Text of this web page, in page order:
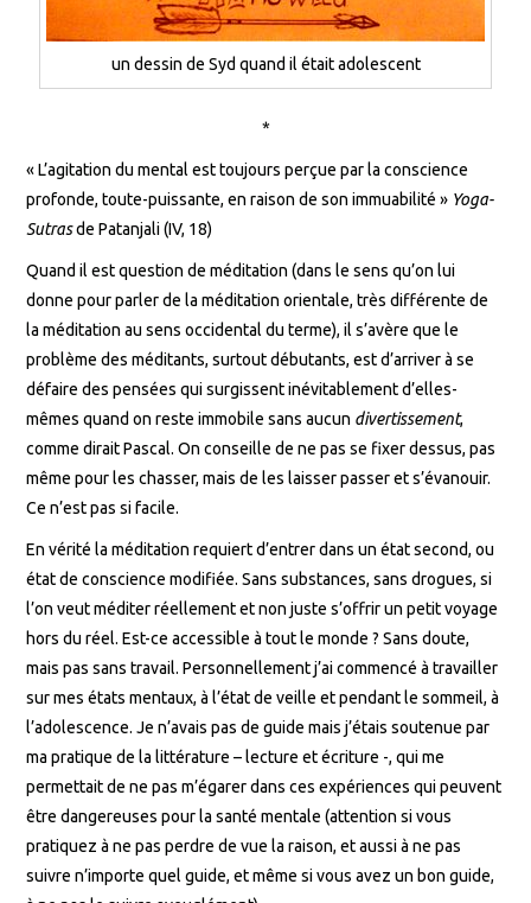
un dessin de Syd quand il était adolescent
*
« L’agitation du mental est toujours perçue par la conscience
profonde, toute-puissante, en raison de son immuabilité » Yoga-
Sutrasde Patanjali (IV, 18)
Quand il est question de méditation (dans le sens qu’on lui
donne pour parler de la méditation orientale, très différente de
la méditation au sens occidental du terme), il s’avère que le
problème des méditants, surtout débutants, est d’arriver à se
défaire des pensées qui surgissent inévitablement d’elles-
mêmes quand on reste immobile sans aucun divertissement,
comme dirait Pascal. On conseille de ne pas se fixer dessus, pas
même pour les chasser, mais de les laisser passer et s’évanouir.
Ce n’est pas si facile.
En vérité la méditation requiert d’entrer dans un état second, ou
état de conscience modifiée. Sans substances, sans drogues, si
l’on veut méditer réellement et non juste s’offrir un petit voyage
hors du réel. Est-ce accessible à tout le monde ? Sans doute,
mais pas sans travail. Personnellement j’ai commencé à travailler
sur mes états mentaux, à l’état de veille et pendant le sommeil, à
l’adolescence. Je n’avais pas de guide mais j’étais soutenue par
ma pratique de la littérature – lecture et écriture -, qui me
permettait de ne pas m’égarer dans ces expériences qui peuvent
être dangereuses pour la santé mentale (attention si vous
pratiquez à ne pas perdre de vue la raison, et aussi à ne pas
suivre n’importe quel guide, et même si vous avez un bon guide,